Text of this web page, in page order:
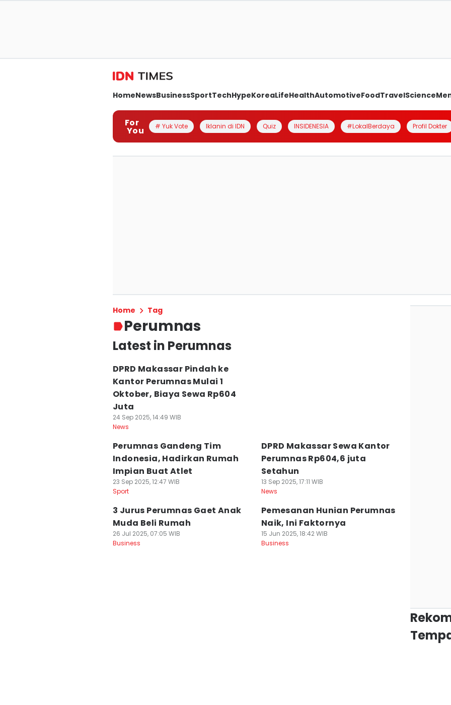
HomeNewsBusinessSportTechHypeKoreaLifeHealthAutomotiveFoodTravelScience
For
You # Yuk Vote Iklanin di IDN Quiz INSIDENESIA #LokalBerdaya Profil Dokter
Home Tag
Perumnas
Latest in Perumnas
DPRD Makassar Pindah ke
Kantor Perumnas Mulai 1
Oktober, Biaya Sewa Rp604
Juta
24 Sep 2025, 14:49 WIB
News
Perumnas Gandeng Tim
Indonesia, Hadirkan Rumah
Impian Buat Atlet
23 Sep 2025, 12:47 WIB
Sport
DPRD Makassar Sewa Kantor
Perumnas Rp604,6 juta
Setahun
13 Sep 2025, 17:11 WIB
News
3 Jurus Perumnas Gaet Anak
Muda Beli Rumah
26 Jul 2025, 07:05 WIB
Business
Pemesanan Hunian Perumnas
Naik, Ini Faktornya
15 Jun 2025, 18:42 WIB
Business